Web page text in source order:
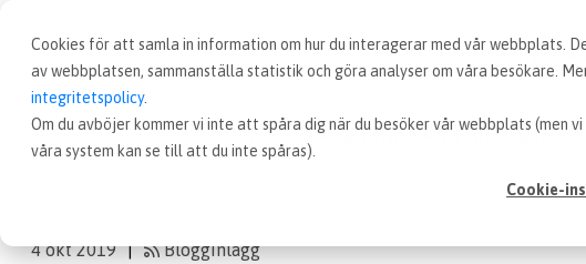
Cookies för att samla in information om hur du interagerar med vår webbplats.
av webbplatsen, sammanställa statistik och göra analyser om våra besökare.
integritetspolicy.
Om du avböjer kommer vi inte att spåra dig när du besöker vår webbplats
våra system kan se till att du inte spåras).
Cookie-
Inköp Nyheter Kategoristyrt inköp i offentlig sektor:
4 okt 2019 | Blogginlägg